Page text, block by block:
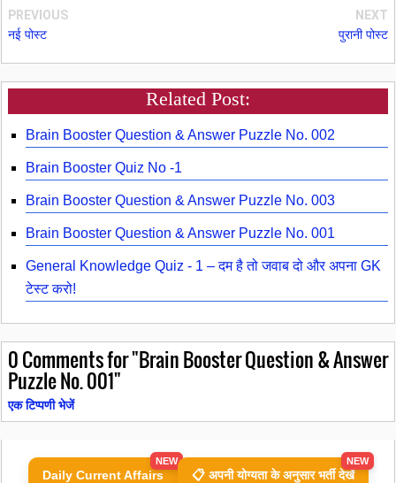
PREVIOUS
नई पोस्ट
NEXT
पुरानी पोस्ट
Related Post:
Brain Booster Question & Answer Puzzle No. 002
Brain Booster Quiz No -1
Brain Booster Question & Answer Puzzle No. 003
Brain Booster Question & Answer Puzzle No. 001
General Knowledge Quiz - 1 – दम है तो जवाब दो और अपना GK
टेस्ट करो!
0Comments for "Brain Booster Question & Answer
Puzzle No. 001"
एक टिप्पणी भेजें
Daily Current Affairs
NEW
📋 अपनी योग्यता के अनुसार भर्ती देखें
NEW